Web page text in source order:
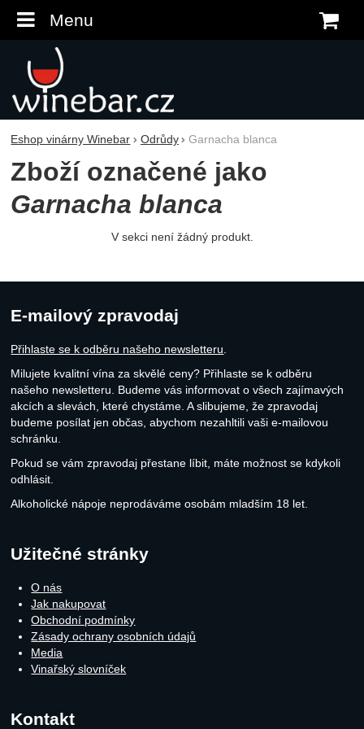
Menu
Eshop vinárny Winebar Odrůdy Garnacha blanca
Zboží označené jako
Garnacha blanca
V sekci není žádný produkt.
E-mailový zpravodaj
Přihlaste se k odběru našeho newsletteru
Milujete kvalitní vína za skvělé ceny? Přihlaste se k odběru
našeho newsletteru. Budeme vás informovat o všech zajímavých
akcích a slevách, které chystáme. A slibujeme, že zpravodaj
budeme posílat jen občas, abychom nezahltili vaši e-mailovou
schránku.
Pokud se vám zpravodaj přestane líbit, máte možnost se kdykoli
odhlásit.
Alkoholické nápoje neprodáváme osobám mladším 18 let.
Užitečné stránky
O nás
Jak nakupovat
Obchodní podmínky
Zásady ochrany osobních údajů
Media
Vinařský slovníček
Kontakt